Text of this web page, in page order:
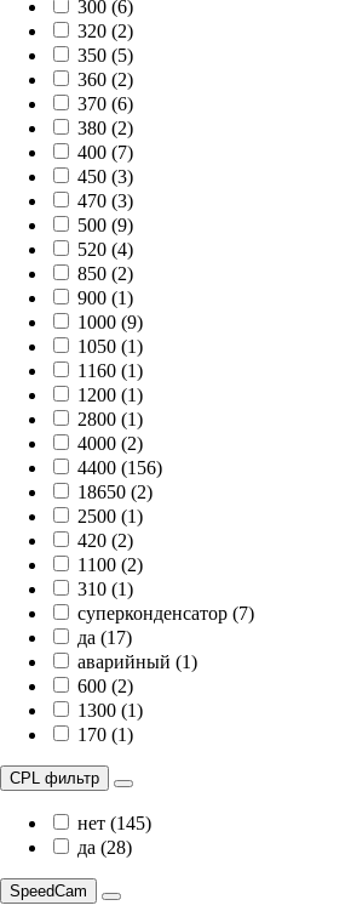
300 (6)
320 (2)
350 (5)
360 (2)
370 (6)
380 (2)
400 (7)
450 (3)
470 (3)
500 (9)
520 (4)
850 (2)
900 (1)
1000 (9)
1050 (1)
1160 (1)
1200 (1)
2800 (1)
4000 (2)
4400 (156)
18650 (2)
2500 (1)
420 (2)
1100 (2)
310 (1)
суперконденсатор (7)
да (17)
аварийный (1)
600 (2)
1300 (1)
170 (1)
CPL фильтр
нет (145)
да (28)
SpeedCam